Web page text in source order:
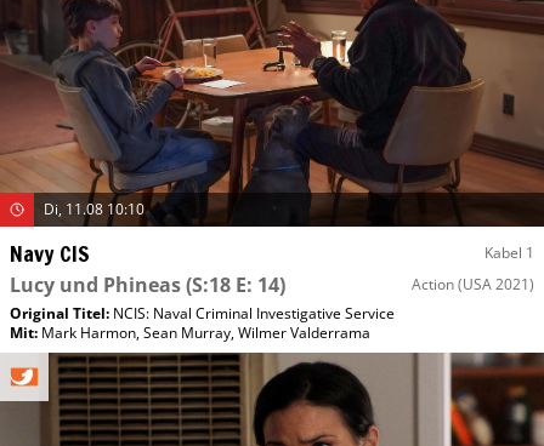
Di, 11.08 10:10
Navy CIS Kabel 1
Lucy und Phineas(S:18 E: 14) Action(USA 2021)
Original Titel: NCIS: Naval Criminal Investigative Service
Mit: Mark Harmon,Sean Murray,Wilmer Valderrama